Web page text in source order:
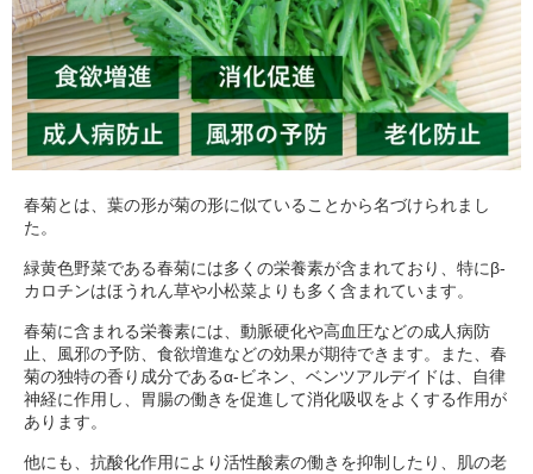
春菊とは、葉の形が菊の形に似ていることから名づけられまし
た。
緑黄色野菜である春菊には多くの栄養素が含まれており、特にβ-
カロチンはほうれん草や小松菜よりも多く含まれています。
春菊に含まれる栄養素には、動脈硬化や高血圧などの成人病防
止、風邪の予防、食欲増進などの効果が期待できます。また、春
菊の独特の香り成分であるα-ビネン、ベンツアルデイドは、自律
神経に作用し、胃腸の働きを促進して消化吸収をよくする作用が
あります。
他にも、抗酸化作用により活性酸素の働きを抑制したり、肌の老